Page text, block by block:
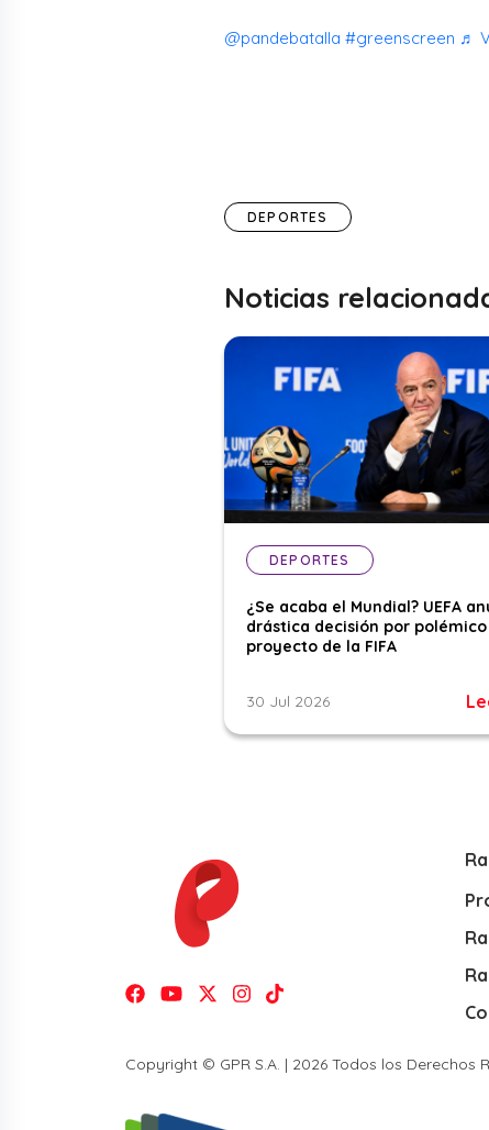
@pandebatalla #greenscreen ♬
DEPORTES
Noticias
DEPORTES
¿Se acaba el Mundial? UEFA
drástica decisión por polémico
proyecto de la FIFA
30 Jul 2026
Copyright © GPR S.A. | 2026 Todos los Derechos